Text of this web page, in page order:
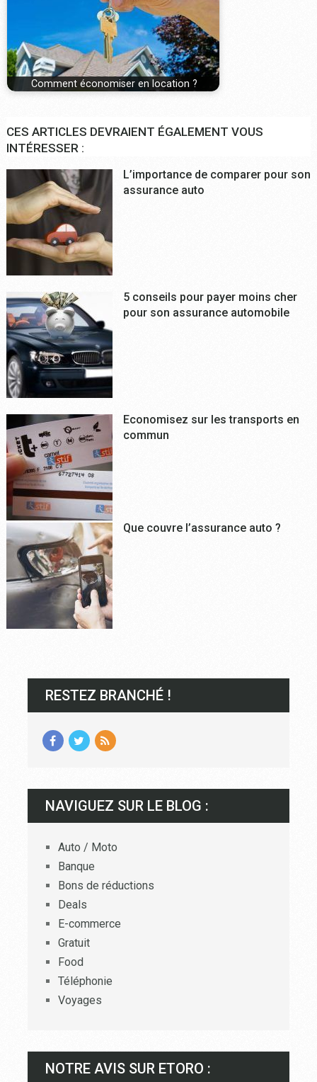
Comment économiser en location ?
CES ARTICLES DEVRAIENT ÉGALEMENT VOUS
INTÉRESSER :
L’importance de comparer pour son
assurance auto
5 conseils pour payer moins cher
pour son assurance automobile
Economisez sur les transports en
commun
Que couvre l’assurance auto ?
RESTEZ BRANCHÉ !
NAVIGUEZ SUR LE BLOG :
Auto / Moto
Banque
Bons de réductions
Deals
E-commerce
Gratuit
Food
Téléphonie
Voyages
NOTRE AVIS SUR ETORO :